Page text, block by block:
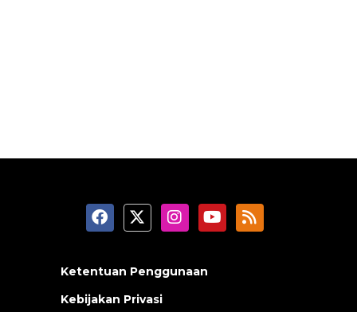
Ketentuan Penggunaan
Kebijakan Privasi